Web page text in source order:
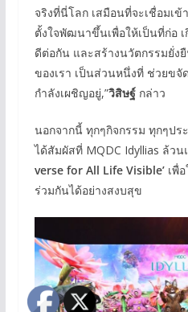
จริงที่นี่โลก เสมือนที่จะเชื่อมเข้
ตั้งใจพัฒนาขึ้นเพื่อให้เป็นที่ก่อ
ดีต่อกัน และสร้างนวัตกรรมยั่งยื
ของเรา เป็นส่วนหนึ่งที่ ช่วยข
กำลังเผชิญอยู่,”วิสิษฐ์กล่าว
นอกจากนี้ ทุกๆกิจกรรม ทุกๆป
ได้สัมผัสที่ MQDC Idyllias ล้ว
verse for All Life Visible’เพื่อ
ร่วมกันได้อย่างสงบสุข